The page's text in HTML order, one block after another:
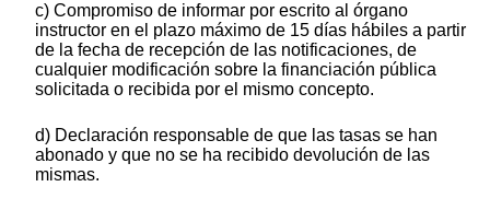
c) Compromiso de informar por escrito al órgano
instructor en el plazo máximo de 15 días hábiles a partir
de la fecha de recepción de las notificaciones, de
cualquier modificación sobre la financiación pública
solicitada o recibida por el mismo concepto.
d) Declaración responsable de que las tasas se han
abonado y que no se ha recibido devolución de las
mismas.